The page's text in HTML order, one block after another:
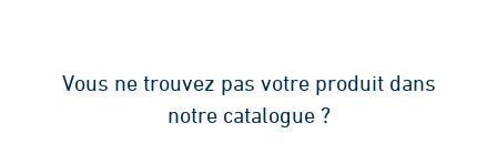
Vous ne trouvez pas votre produit dans
notre catalogue ?